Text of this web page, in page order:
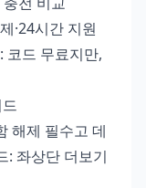
·24시간 지원
코드 무료지만,
해제 필수고 데
: 좌상단 더보기